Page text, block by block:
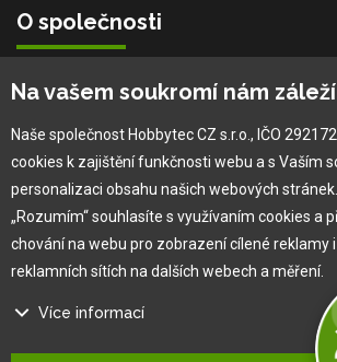
O společnosti
Vlastní výroba
Náš tým
O nás
Pro zákazníka
Obchodní podmínky
Jak na reklamaci
Na vašem soukromí nám záleží
Naše společnost Hobbytec CZ s.r.o., IČO
cookies k zajištění funkčnosti webu a s Vaším
personalizaci obsahu našich webových
„Rozumím“ souhlasíte s využívaním cookies a
chování na webu pro zobrazení cílené reklamy
reklamních sítích na dalších webech a měření.
Více informací